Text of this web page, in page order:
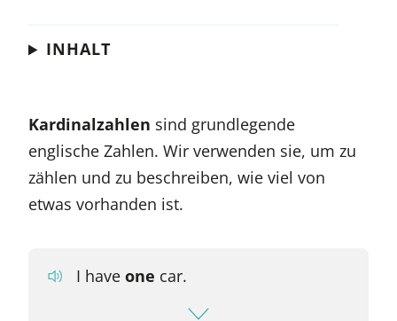
INHALT
Kardinalzahlen sind grundlegende
englische Zahlen. Wir verwenden sie, um zu
zählen und zu beschreiben, wie viel von
etwas vorhanden ist.
I have one car.